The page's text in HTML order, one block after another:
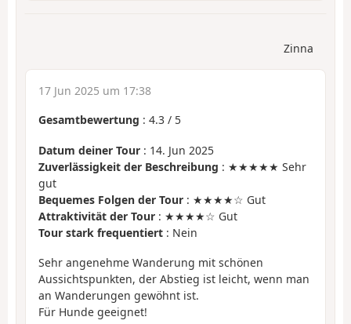
Zinna
17 Jun 2025 um 17:38
Gesamtbewertung : 4.3 / 5
Datum deiner Tour : 14. Jun 2025
Zuverlässigkeit der Beschreibung : ★★★★★ Sehr
gut
Bequemes Folgen der Tour : ★★★★☆ Gut
Attraktivität der Tour : ★★★★☆ Gut
Tour stark frequentiert : Nein
Sehr angenehme Wanderung mit schönen
Aussichtspunkten, der Abstieg ist leicht, wenn man
an Wanderungen gewöhnt ist.
Für Hunde geeignet!